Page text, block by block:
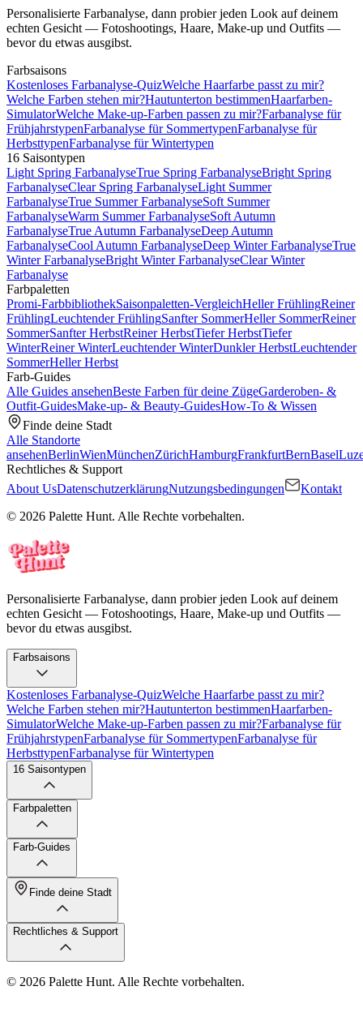
Personalisierte Farbanalyse, dann probier jeden Look auf deinem
echten Gesicht — Fotoshootings, Haare, Make-up und Outfits —
bevor du etwas ausgibst.
Farbsaisons
Kostenloses Farbanalyse-QuizWelche Haarfarbe passt zu mir?
Welche Farben stehen mir?Hautunterton bestimmenHaarfarben-
SimulatorWelche Make-up-Farben passen zu mir?Farbanalyse für
FrühjahrstypenFarbanalyse für SommertypenFarbanalyse für
HerbsttypenFarbanalyse für Wintertypen
16 Saisontypen
Light Spring FarbanalyseTrue Spring FarbanalyseBright Spring
FarbanalyseClear Spring FarbanalyseLight Summer
FarbanalyseTrue Summer FarbanalyseSoft Summer
FarbanalyseWarm Summer FarbanalyseSoft Autumn
FarbanalyseTrue Autumn FarbanalyseDeep Autumn
FarbanalyseCool Autumn FarbanalyseDeep Winter FarbanalyseTrue
Winter FarbanalyseBright Winter FarbanalyseClear Winter
Farbanalyse
Farbpaletten
Promi-FarbbibliothekSaisonpaletten-VergleichHeller FrühlingReiner
FrühlingLeuchtender FrühlingSanfter SommerHeller SommerReiner
SommerSanfter HerbstReiner HerbstTiefer HerbstTiefer
WinterReiner WinterLeuchtender WinterDunkler HerbstLeuchtender
SommerHeller Herbst
Farb-Guides
Alle Guides ansehenBeste Farben für deine ZügeGarderoben- &
Outfit-GuidesMake-up- & Beauty-GuidesHow-To & Wissen
Finde deine Stadt
Alle Standorte
ansehenBerlinWienMünchenZürichHamburgFrankfurtBernBasel
Rechtliches & Support
About UsDatenschutzerklärungNutzungsbedingungen
Kontakt
© 2026 Palette Hunt. Alle Rechte vorbehalten.
Personalisierte Farbanalyse, dann probier jeden Look auf deinem
echten Gesicht — Fotoshootings, Haare, Make-up und Outfits —
bevor du etwas ausgibst.
Farbsaisons
Kostenloses Farbanalyse-QuizWelche Haarfarbe passt zu mir?
Welche Farben stehen mir?Hautunterton bestimmenHaarfarben-
SimulatorWelche Make-up-Farben passen zu mir?Farbanalyse für
FrühjahrstypenFarbanalyse für SommertypenFarbanalyse für
HerbsttypenFarbanalyse für Wintertypen
16 Saisontypen
Farbpaletten
Farb-Guides
Finde deine Stadt
Rechtliches & Support
© 2026 Palette Hunt. Alle Rechte vorbehalten.